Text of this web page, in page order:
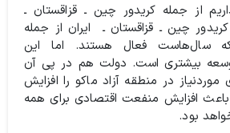
از جمله کریدور چین ـ قزاقستان ـ
چین ـ قزاقستان ـ ایران از جمله
سال‌هاست فعال هستند. اما این
بیشتری است. دولت هم در پی آن
در منطقه آزاد ماکو را افزایش
افزایش منفعت اقتصادی برای همه